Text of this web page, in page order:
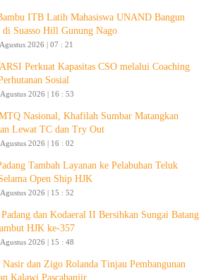
ITB Latih Mahasiswa UNAND Bangun
di Suasso Hill Gunung Nago
2026 | 07 : 21
Perkuat Kapasitas CSO melalui Coaching
Sosial
2026 | 16 : 53
Nasional, Khafilah Sumbar Matangkan
Lewat TC dan Try Out
2026 | 16 : 02
Tambah Layanan ke Pelabuhan Teluk
Open Ship HJK
2026 | 15 : 52
dan Kodaeral II Bersihkan Sungai Batang
HJK ke-357
2026 | 15 : 48
Nasir dan Zigo Rolanda Tinjau Pembangunan
Kalawi Pascabanjir